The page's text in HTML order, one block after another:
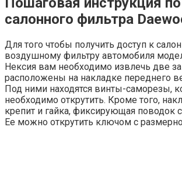
салонного фильтра
Для того чтобы получить доступ к
воздушному фильтру автомобиля
Нексия вам необходимо извлечь две
расположены на накладке переднего
Под ними находятся винты-саморезы,
необходимо открутить. Кроме того,
крепит и гайка, фиксирующая поводок
Ее можно открутить ключом с